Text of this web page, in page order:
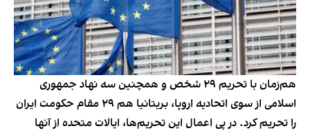
هم‌زمان با تحریم ۲۹ شخص و همچنین سه نهاد جمهوری
اسلامی از سوی اتحادیه اروپا، بریتانیا هم ۲۹ مقام حکومت ایران
را تحریم کرد. در پی اعمال این تحریم‌ها، ایالات متحده از آنها